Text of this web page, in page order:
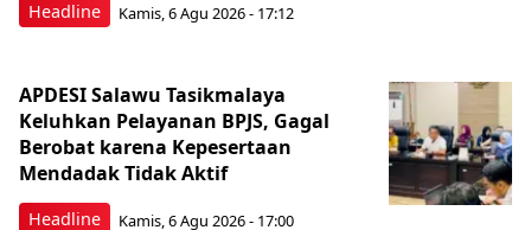
Headline Kamis, 6 Agu 2026 - 17:12
Headline
APDESI Salawu Tasikmalaya
Keluhkan Pelayanan BPJS, Gagal
Berobat karena Kepesertaan
Mendadak Tidak Aktif
Kamis, 6 Agu 2026 - 17:00